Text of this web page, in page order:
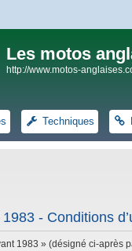
Les motos
http://www.motos-
Techniques
- Conditions
1983 » (désigné ci-après